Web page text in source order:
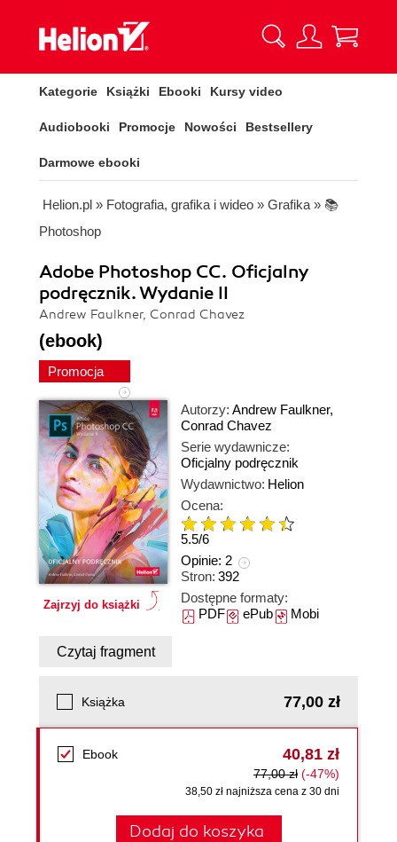
Kategorie Książki Ebooki Kursy video
Audiobooki Promocje Nowości Bestsellery
Darmowe ebooki
Helion.pl » Fotografia, grafika i wideo » Grafika » 📚
Photoshop
Adobe Photoshop CC. Oficjalny
podręcznik. Wydanie II
Andrew Faulkner, Conrad Chavez
(ebook)
Promocja
Zajrzyj do książki
Autorzy: Andrew Faulkner,
Conrad Chavez
Serie wydawnicze:
Oficjalny podręcznik
Wydawnictwo: Helion
Ocena:
5.5/6
Opinie: 2
Stron: 392
Dostępne formaty:
PDFePubMobi
Czytaj fragment
Książka 77,00 zł
Ebook 40,81 zł
77,00 zł (-47%)
38,50 zł najniższa cena z 30 dni
Dodaj do koszyka